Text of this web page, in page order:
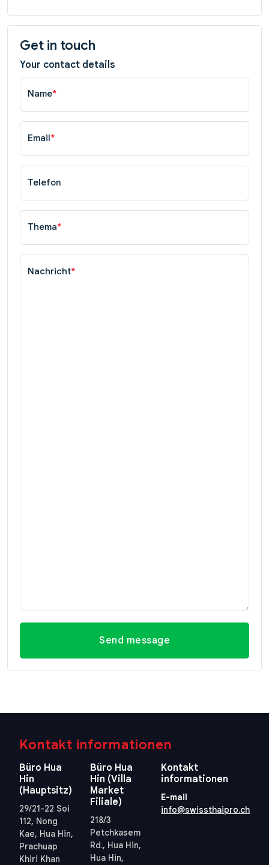
Get in touch
Your contact details
Name*
Email*
Telefon
Thema*
Nachricht*
Send message
Kontakt informationen
Büro Hua
Hin
(Hauptsitz)
29/21-22 Soi
112, Nong
Kae, Hua Hin,
Prachuap
Khiri Khan
Büro Hua
Hin (Villa
Market
Filiale)
218/3
Petchkasem
Rd., Hua Hin,
Hua Hin,
Kontakt
informationen
E-mail
info@swissthaipro.ch